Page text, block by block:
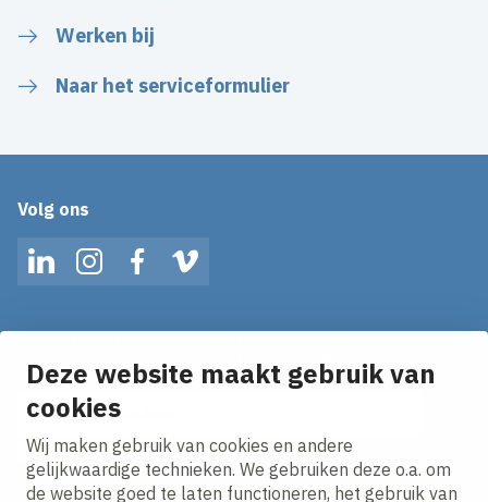
Deze website maakt gebruik van
cookies
Wij maken gebruik van cookies en andere
gelijkwaardige technieken. We gebruiken deze o.a. om
de website goed te laten functioneren, het gebruik van
Werken bij
Naar het serviceformulier
Volg ons
LinkedInInstagramFacebookVimeo
Ontvang onze nieuws alerts in je mailbox!
E-mailadres
Ik ga akkoord met hetprivacy statement.